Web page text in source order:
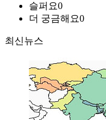
슬퍼요0
더 궁금해요0
최신뉴스